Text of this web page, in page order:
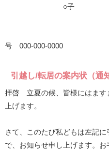
○子
新
電
号 000-000-0000
引越し/転居の案内状（
拝啓 立夏の候、皆様にはます
上げます。
さて、このたび私どもは左記
で、お知らせ申し上げます。